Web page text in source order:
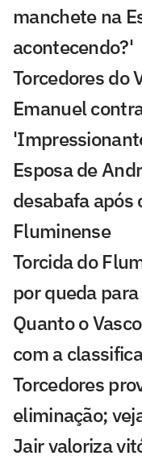
manchete na
acontecendo?'
Torcedores do
Emanuel
Esposa de
desabafa após
Fluminense
Torcida do
por queda
Quanto o
com a
Torcedores
eliminação;
Jair valoriza